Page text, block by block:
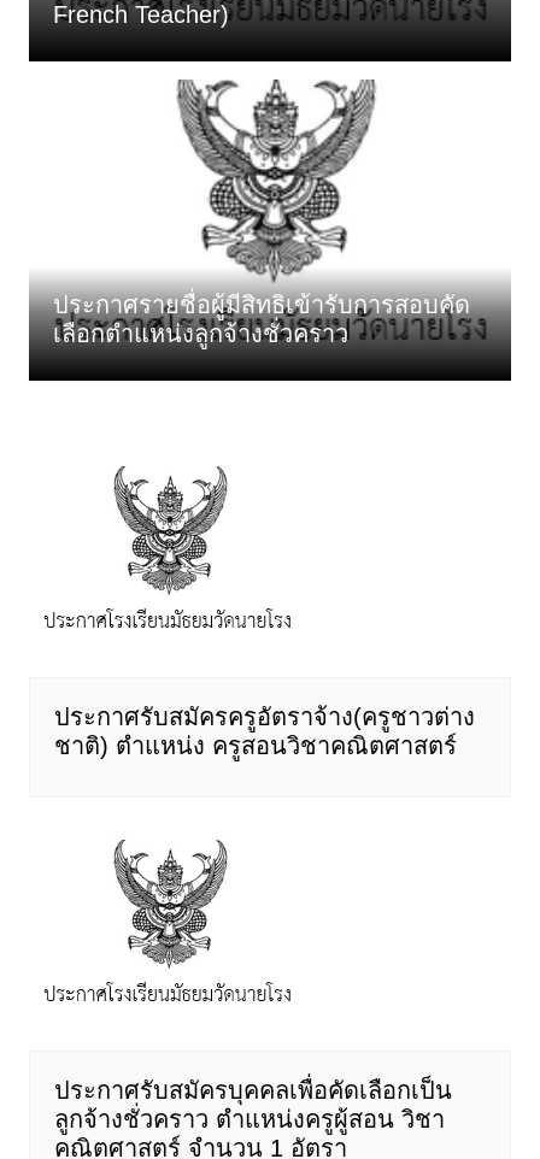
French Teacher)
ประกาศรายชื่อผู้มีสิทธิเข้ารับการสอบคัด
เลือกตำแหน่งลูกจ้างชั่วคราว
ประกาศรับสมัครครูอัตราจ้าง(ครูชาวต่าง
ชาติ) ตำแหน่ง ครูสอนวิชาคณิตศาสตร์
ประกาศรับสมัครบุคคลเพื่อคัดเลือกเป็น
ลูกจ้างชั่วคราว ตำแหน่งครูผู้สอน วิชา
คณิตศาสตร์ จำนวน 1 อัตรา